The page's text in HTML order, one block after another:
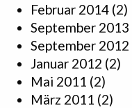
Februar 2014 (2)
September 2013
September 2012
Januar 2012 (2)
Mai 2011 (2)
März 2011 (2)